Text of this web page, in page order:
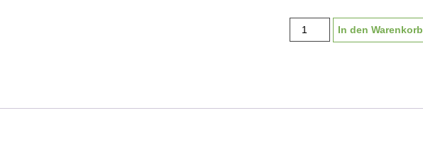
Holzmedaille
"Rechteck
In den Warenkorb